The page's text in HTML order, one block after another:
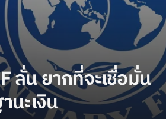
ลั่น ยากที่จะเชื่อมั่น
นะเงิน